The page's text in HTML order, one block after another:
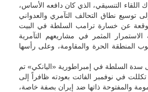
التنسيقي، الذي كان دافعه الأساس،
توسيع نطاق التحالف التآمري والعدواني
عن خسارة ترامب السلطة في البيت
المثمر في مشاريعهم التآمرية
المنطقة الحرة والمقاومة، وعلى رأسها
سدة السلطة في إمبراطورية «اليانكي» تم
في نوفمبر الفائت بعودته ظافراً إلى
والمفتوحة ذاتها ضد إيران بصفة خاصة،